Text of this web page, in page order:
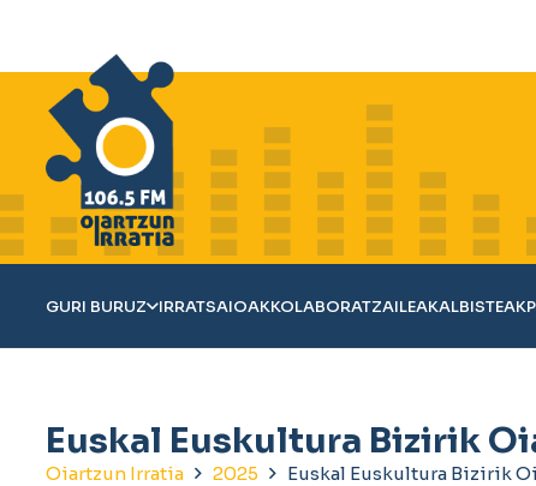
GURI BURUZ IRRATSAIOAKKOLABORATZAILEAKALBISTEAK
Euskal Euskultura Bizirik
Oiartzun Irratia 2025 Euskal Euskultura Bizirik